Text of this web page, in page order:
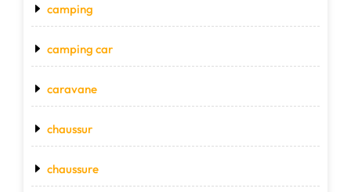
camping
camping car
caravane
chaussur
chaussure